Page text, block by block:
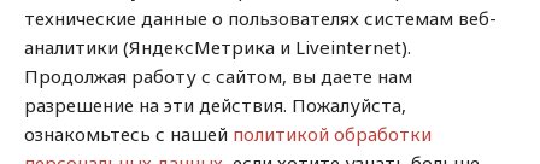
Криминал
Успех
технические данные о пользователях системам веб-
аналитики (ЯндексМетрика и Liveinternet).
Продолжая работу с сайтом, вы даете нам
разрешение на эти действия. Пожалуйста,
ознакомьтесь с нашей политикой обработки